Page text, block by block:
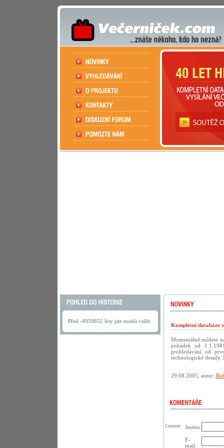
Před -4950852 lety jste mohli vidět .
Kompletní databáze
Momentálně můžete
pohádek od
prohledávání od
technologické detaily.
29.08.2005, autor:
Jméno:
E-
mail:
Content